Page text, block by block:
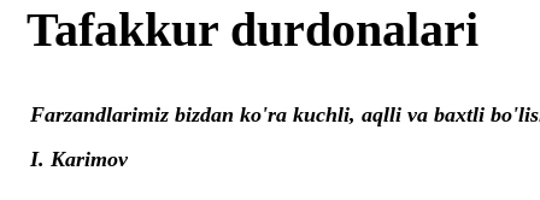
Tafakkur durdonalari
Farzandlarimiz bizdan ko'ra kuchli, aqlli va baxtli
I. Karimov